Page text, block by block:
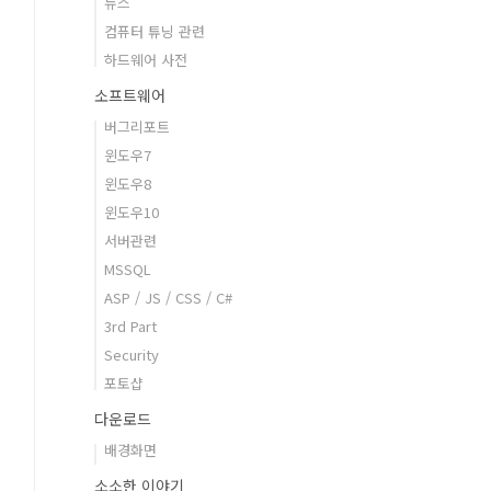
컴퓨터 튜닝 관련
하드웨어 사전
소프트웨어
버그리포트
윈도우7
윈도우8
윈도우10
서버관련
MSSQL
ASP / JS / CSS / C#
3rd Part
Security
포토샵
다운로드
배경화면
소소한 이야기